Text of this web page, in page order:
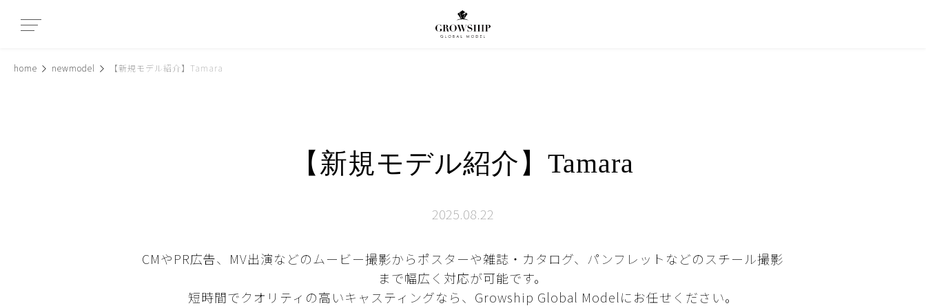
home newmodel 【新規モデル紹介】Tamara
【新規モデル紹介】Tamara
2025.08.22
CMやPR広告、MV出演などのムービー撮影からポスターや雑誌・カタログ、パンフレットなどのスチール撮影
まで幅広く対応が可能です。
短時間でクオリティの高いキャスティングなら、Growship Global Modelにお任せください。